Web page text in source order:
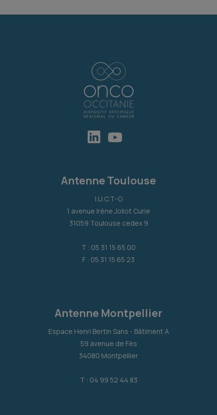
Antenne Toulouse
I.U.C.T-O
1 avenue Irène Joliot Curie
31059 Toulouse cedex 9
T : 05 31 15 65 00
F : 05 31 15 65 23
Antenne Montpellier
Espace Henri Bertin Sans - Bâtiment A
59 avenue de Fès
34080 Montpellier
T : 04 99 52 44 83